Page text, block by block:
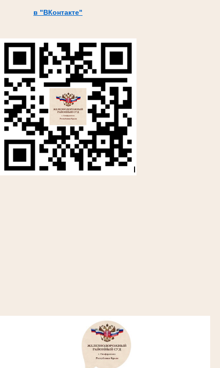
в "ВКонтакте"